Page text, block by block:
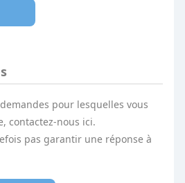
pour lesquelles vous
contactez-nous ici.
pas garantir une réponse à